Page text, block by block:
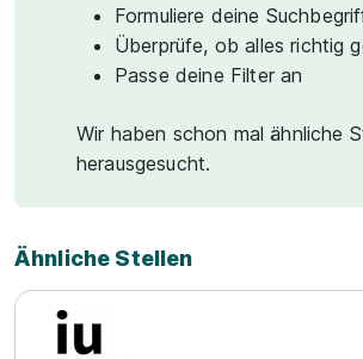
Formuliere deine
Überprüfe, ob alles richtig
Passe deine Filter an
Wir haben schon mal ähnliche
herausgesucht.
Ähnliche Stellen